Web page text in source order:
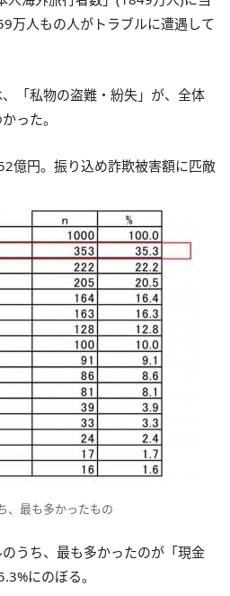
万人もの人がトラブルに遭遇して
「私物の盗難・紛失」が、全体
った。
億円。振り込め詐欺被害額に匹敵
、最も多かったもの
うち、最も多かったのが「現金
にのぼる。